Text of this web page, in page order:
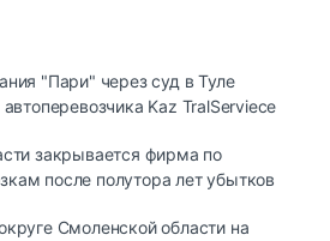
"Пари" через суд в Туле
Kaz TralServiece
закрывается фирма по
после полутора лет убытков
Смоленской области на